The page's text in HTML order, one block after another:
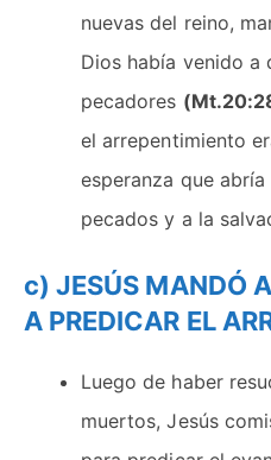
nuevas del reino,
Dios había venido a
pecadores
el arrepentimiento
esperanza que
pecados y a la
c) JESÚS MANDÓ
A PREDICAR EL
Luego de haber
muertos, Jesús